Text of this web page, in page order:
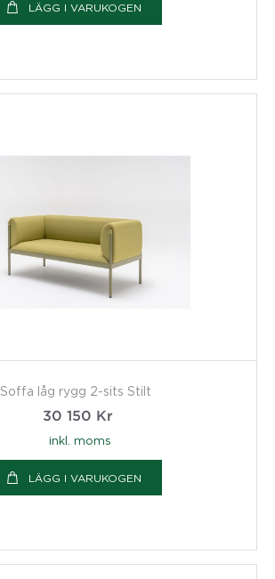
LÄGG I VARUKOGEN
Soffa låg rygg 2-sits Stilt
30 150 Kr
inkl. moms
LÄGG I VARUKOGEN